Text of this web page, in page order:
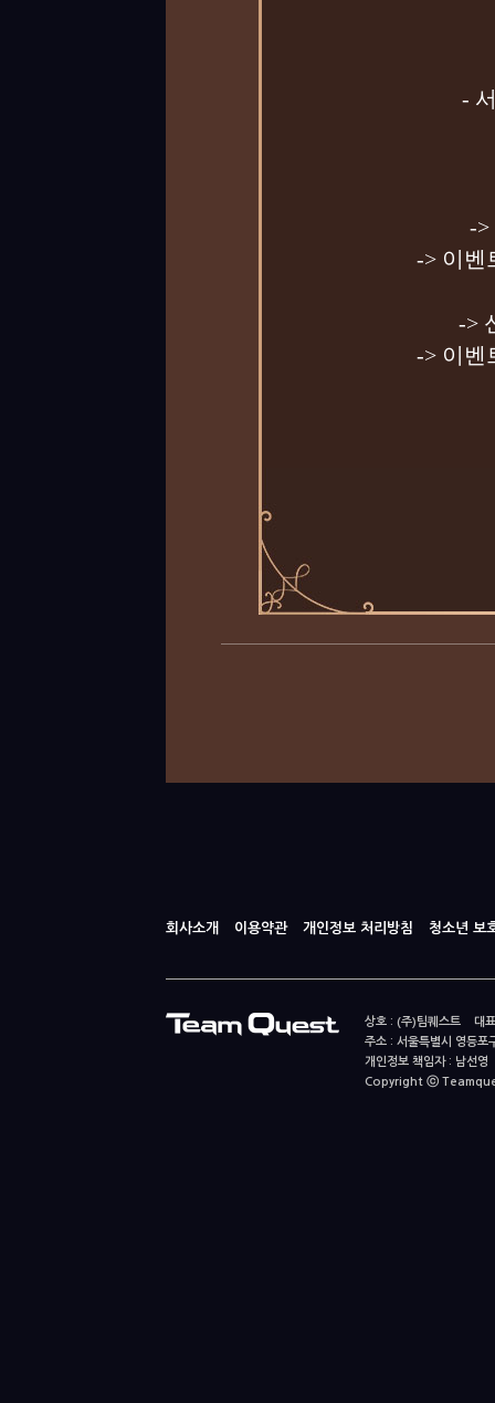
-
->
-> 이벤
->
-> 이벤
회사소개 이용약관 개인정보 처리방침 청소년 보
상호 : (주)팀퀘스트 대
주소 : 서울특별시 영등
개인정보 책임자 : 남
Copyright ⓒ